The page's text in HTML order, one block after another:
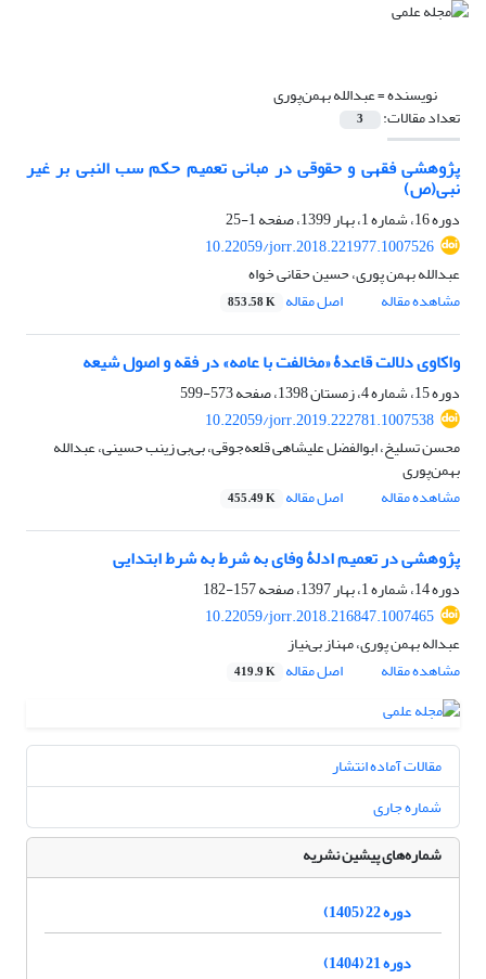
نویسنده =عبدالله بهمن‌پوری
تعداد مقالات: 3
پژوهشی فقهی و حقوقی در مبانی تعمیم حکم سب النبی بر غیر
نبی(ص)
دوره 16، شماره 1، بهار 1399، صفحه
1-25
10.22059/jorr.2018.221977.1007526
عبدالله بهمن پوری، حسین حقانی خواه
مشاهده مقاله
اصل مقاله 853.58 K
واکاوی دلالت قاعدۀ «مخالفت با عامه» در فقه و اصول شیعه
دوره 15، شماره 4، زمستان 1398، صفحه
573-599
10.22059/jorr.2019.222781.1007538
محسن تسلیخ، ابوالفضل علیشاهی قلعه‌جوقی، بی‌بی زینب حسینی، عبدالله
بهمن‌پوری
مشاهده مقاله
اصل مقاله 455.49 K
پژوهشی در تعمیم ادلۀ وفای به شرط به شرط ابتدایی
دوره 14، شماره 1، بهار 1397، صفحه
157-182
10.22059/jorr.2018.216847.1007465
عبداله بهمن پوری، مهناز بی‌نیاز
مشاهده مقاله
اصل مقاله 419.9 K
مقالات آماده انتشار
شماره جاری
شماره‌های پیشین نشریه
دوره 22 (1405)
دوره 21 (1404)